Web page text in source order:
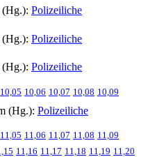
(Hg.): Polizeiliche
(Hg.): Polizeiliche
(Hg.): Polizeiliche
10,05 10,06 10,07 10,08 10,09
(Hg.): Polizeiliche
11,05 11,06 11,07 11,08 11,09
11,16 11,17 11,18 11,19 11,20